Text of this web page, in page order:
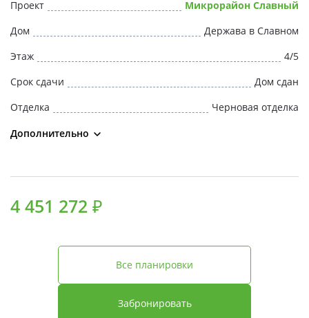
Проект
Микрорайон Славный
Дом
Держава в Славном
Этаж
4/5
Срок сдачи
Дом сдан
Отделка
Черновая отделка
Дополнительно
4 451 272 ₽
Забронировать
Все планировки